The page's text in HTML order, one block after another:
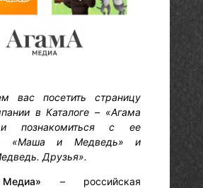
вас посетить страницу
в Каталоге – «Агама
познакомиться с ее
«Маша и Медведь» и
Друзья».
– российская